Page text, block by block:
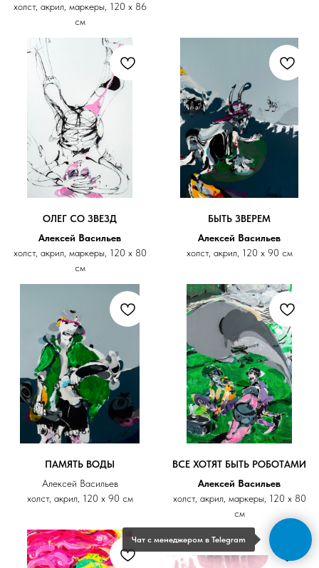
холст, акрил, маркеры, 120 х 86
см
ОЛЕГ СО ЗВЕЗД
Алексей Васильев
холст, акрил, маркеры, 120 х 80
см
БЫТЬ ЗВЕРЕМ
Алексей Васильев
холст, акрил, 120 х 90 см
ПАМЯТЬ ВОДЫ
Алексей Васильев
холст, акрил, 120 х 90 см
ВСЕ ХОТЯТ БЫТЬ РОБОТАМИ
Алексей Васильев
холст, акрил, маркеры, 120 х 80
см
Чат с менеджером в Telegram